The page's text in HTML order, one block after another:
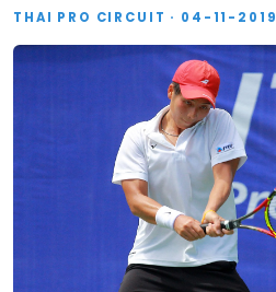
THAI PRO CIRCUIT · 04-11-2019